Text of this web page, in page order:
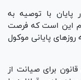
با توصیه به
این است که فرصت
پایانی موکول
برای صیانت از